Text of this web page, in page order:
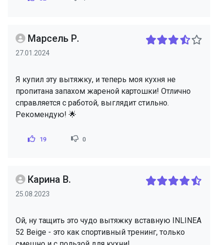
Марсель Р.
27.01.2024
Я купил эту вытяжку, и теперь моя кухня не
пропитана запахом жареной картошки! Отлично
справляется с работой, выглядит стильно.
Рекомендую! 🌟
19 0
Карина В.
25.08.2023
Ой, ну тащить это чудо вытяжку вставную INLINEA
52 Beige - это как спортивный тренинг, только